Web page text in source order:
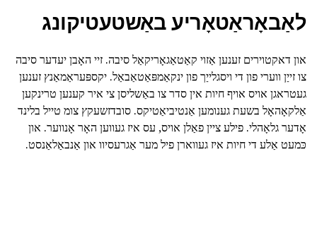
לאַבאָראַטאָריע באַשטעטיקונג
און דאקטוירים זענען אַזוי קאַטאַגאָריקאַל סיבה. זיי האָבן יעדער סיבה
צו זייַן ווערי פון די ויסגלייַך פון ינקאַמפּאַטאַבאַל. יקספּעראַמאַנץ זענען
געטראגן אויס אויף חיות אין סדר צו באַשליסן צי איר קענען טרינקען
אַלקאָהאָל בשעת גענומען אַנטיביאַטיקס. סובדזשעקץ צומ טייל בלינד
אָדער גלאָהלי. פילע ציין פאַלן אויס, עס איז געווען האָר אָנווער. און
כּמעט אַלע די חיות איז געווארן פיל מער אַגרעסיוו און אַנבאַלאַנסט.